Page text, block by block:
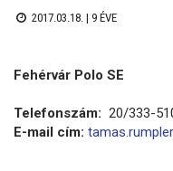
2017.03.18. | 9 ÉVE
Fehérvár Polo SE
Telefonszám: 20/333-
E-mail cím: